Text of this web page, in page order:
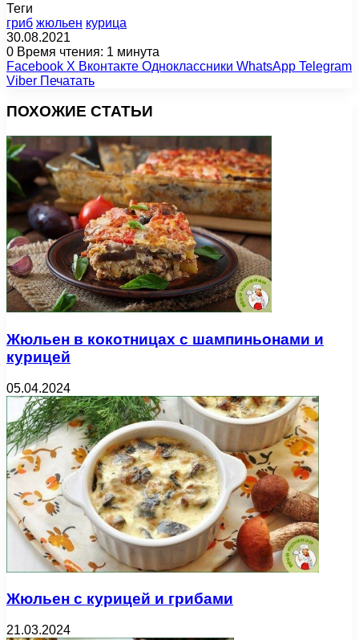
Теги
гриб жюльен курица
30.08.2021
0 Время чтения: 1 минута
Facebook X Вконтакте Одноклассники WhatsApp Telegram
Viber Печатать
ПОХОЖИЕ СТАТЬИ
Жюльен в кокотницах с шампиньонами и
курицей
05.04.2024
Жюльен с курицей и грибами
21.03.2024